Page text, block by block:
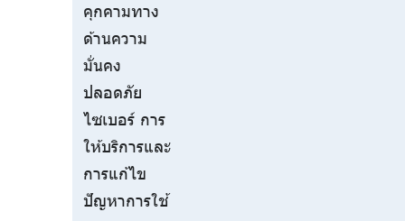
คุกคามทาง
ด้านความ
มั่นคง
ปลอดภัย
ไซเบอร์ การ
ให้บริการและ
การแก้ไข
ปัญหาการใช้